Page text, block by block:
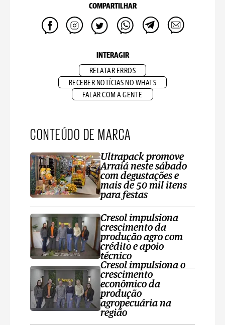
COMPARTILHAR
INTERAGIR
RELATAR ERROS
RECEBER NOTÍCIAS NO WHATS
FALAR COM A GENTE
CONTEÚDO DE MARCA
Ultrapack promove
Arraiá neste sábado
com degustações e
mais de 50 mil itens
para festas
Cresol impulsiona
crescimento da
produção agro com
crédito e apoio
técnico
Cresol impulsiona o
crescimento
econômico da
produção
agropecuária na
região